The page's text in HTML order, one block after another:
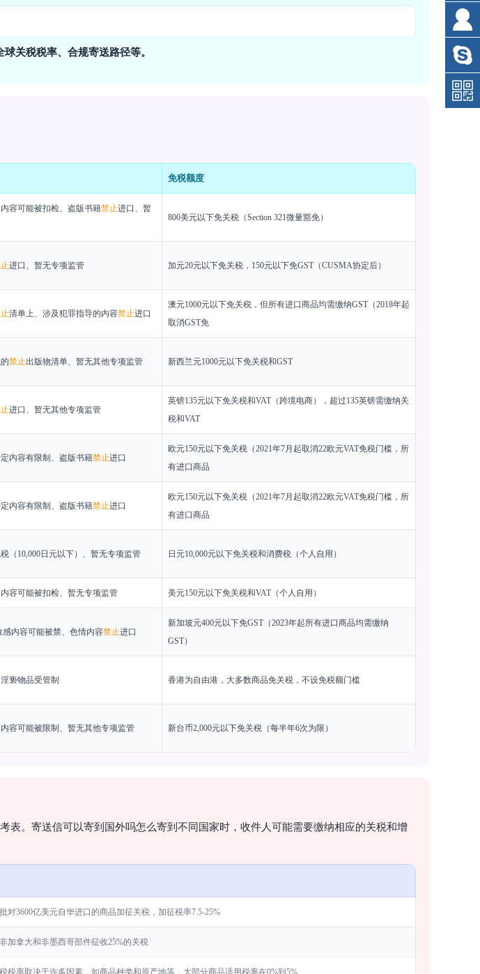
关税税率、合规寄送路径等。
免税额度
容可能被扣检、盗版书籍禁止进口、暂
800美元以下免关税（Section 321微量豁免）
进口、暂无专项监管 加元20元以下免关税，150元以下免GST（CUSMA协定后）
清单上、涉及犯罪指导的内容禁止进口
澳元1000元以下免关税，但所有进口商品均需缴纳GST（2018年起
取消GST免
禁止出版物清单、暂无其他专项监管 新西兰元1000元以下免关税和GST
进口、暂无其他专项监管
英镑135元以下免关税和VAT（跨境电商），超过135英镑需缴纳关
税和VAT
内容有限制、盗版书籍禁止进口
欧元150元以下免关税（2021年7月起取消22欧元VAT免税门槛，所
有进口商品
内容有限制、盗版书籍禁止进口
欧元150元以下免关税（2021年7月起取消22欧元VAT免税门槛，所
有进口商品
（10,000日元以下）、暂无专项监管 日元10,000元以下免关税和消费税（个人自用）
容可能被扣检、暂无专项监管 美元150元以下免关税和VAT（个人自用）
感内容可能被禁、色情内容禁止进口
新加坡元400元以下免GST（2023年起所有进口商品均需缴纳
GST）
亵物品受管制 香港为自由港，大多数商品免关税，不设免税额门槛
容可能被限制、暂无其他专项监管 新台币2,000元以下免关税（每半年6次为限）
表。寄送信可以寄到国外吗怎么寄到不同国家时，收件人可能需要缴纳相应的关税和增
对3600亿美元自华进口的商品加征关税，加征税率7.5-25%
加拿大和非墨西哥部件征收25%的关税
税率取决于许多因素，如商品种类和原产地等，大部分商品适用税率在0%到5%